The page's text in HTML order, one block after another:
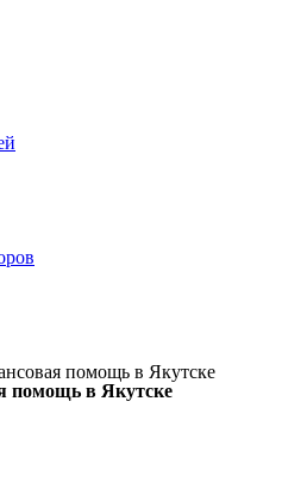
помощь в Якутске
помощь в Якутске